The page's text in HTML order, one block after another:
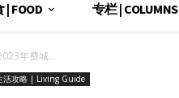
| FOOD 专栏 | COLUMNS
年费城...
活攻略 | Living Guide